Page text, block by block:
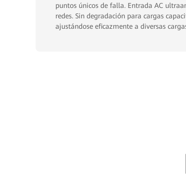
puntos únicos de falla. Entrada AC ultraamplia de 138–483 V, adaptándose a
redes. Sin degradación para cargas capacitivas e inductivas con PF > 0.5,
ajustándose eficazmente a diversas